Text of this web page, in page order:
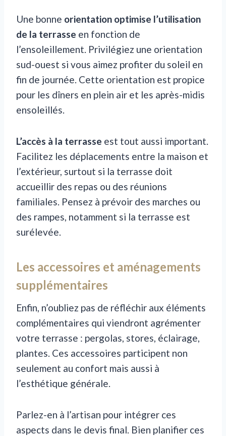
Une bonne orientation optimise l’utilisation
de la terrasse en fonction de
l’ensoleillement. Privilégiez une orientation
sud-ouest si vous aimez profiter du soleil en
fin de journée. Cette orientation est propice
pour les dîners en plein air et les après-midis
ensoleillés.
L’accès à la terrasse est tout aussi important.
Facilitez les déplacements entre la maison et
l’extérieur, surtout si la terrasse doit
accueillir des repas ou des réunions
familiales. Pensez à prévoir des marches ou
des rampes, notamment si la terrasse est
surélevée.
Les accessoires et aménagements
supplémentaires
Enfin, n’oubliez pas de réfléchir aux éléments
complémentaires qui viendront agrémenter
votre terrasse : pergolas, stores, éclairage,
plantes. Ces accessoires participent non
seulement au confort mais aussi à
l’esthétique générale.
Parlez-en à l’artisan pour intégrer ces
aspects dans le devis final. Bien planifier ces